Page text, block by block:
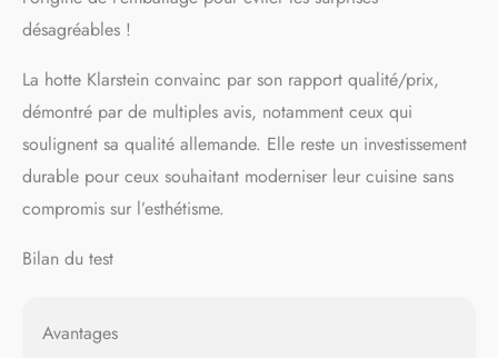
désagréables !
La hotte Klarstein convainc par son rapport qualité/prix,
démontré par de multiples avis, notamment ceux qui
soulignent sa qualité allemande. Elle reste un investissement
durable pour ceux souhaitant moderniser leur cuisine sans
compromis sur l’esthétisme.
Bilan du test
Avantages